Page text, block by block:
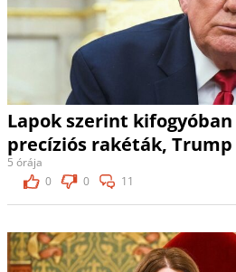
Lapok szerint
precíziós rakéták,
5 órája
0
0 11